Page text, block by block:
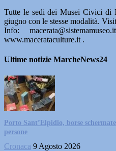
Tutte le sedi dei Musei Civici di
giugno con le stesse modalità.
Info:
www.macerataculture.it .
Ultime notizie MarcheNews24
Porto Sant’Elpidio, borse
persone
Cronaca 9 Agosto 2026